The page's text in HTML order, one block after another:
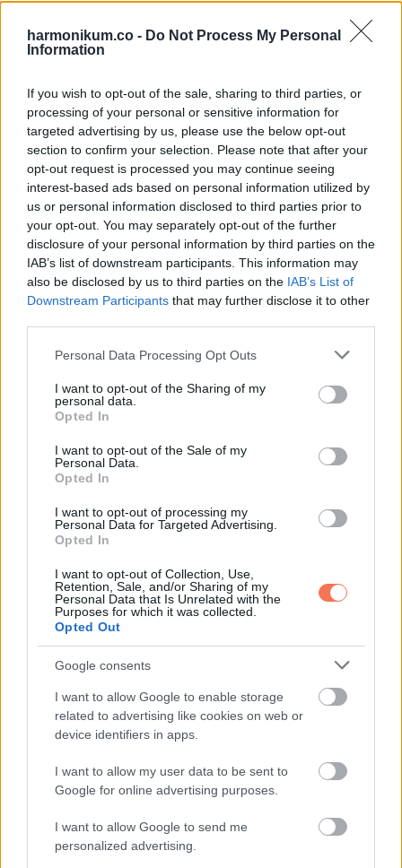
harmonikum.co - Do Not Process My Personal
Information
If you wish to opt-out of the sale, sharing to third parties, or
processing of your personal or sensitive information for
targeted advertising by us, please use the below opt-out
section to confirm your selection. Please note that after your
opt-out request is processed you may continue seeing
interest-based ads based on personal information utilized by
us or personal information disclosed to third parties prior to
your opt-out. You may separately opt-out of the further
disclosure of your personal information by third parties on the
IAB’s list of downstream participants. This information may
also be disclosed by us to third parties on the IAB’s List of
Downstream Participants that may further disclose it to other
Please note that this website/app uses one or more Google
not limited to your visit or usage behaviour. You may click to
grant or deny consent to Google and its third-party tags to
use your data for below specified purposes in below Google
consent section.
Personal Data Processing Opt Outs
I want to opt-out of the Sharing of my
personal data.
Opted In
I want to opt-out of the Sale of my
Personal Data.
Opted In
I want to opt-out of processing my
Personal Data for Targeted Advertising.
Opted In
I want to opt-out of Collection, Use,
Retention, Sale, and/or Sharing of my
Personal Data that Is Unrelated with the
Purposes for which it was collected.
Opted Out
Google consents
I want to allow Google to enable storage
related to advertising like cookies on web or
device identifiers in apps.
I want to allow my user data to be sent to
Google for online advertising purposes.
I want to allow Google to send me
personalized advertising.
húzta. Ez a kártya az erőt és a határozottságot jelképezi. A
céljaid megvalósítása.
A Császár arra kér, hogy maradj higgadt és céltudatos,
különösen a munkahelyi helyzetekben. A megfelelő
tervezés most biztos alapokat teremthet a jövődre.
A családod és szeretteid számára te lehetsz a támasz
ebben az időszakban. Légy ott nekik, amikor szükségük van
rád! Hét év szerencse vár, ha kedvelés és a sok szerencsét
beírása után gördítesz lejjebb!
A tarot a Nyilas számára a **Kelyhek 10** lapját húzta. Ez a
kártya az érzelmi beteljesülést és a boldogságot
időszaka lesz számodra.
amely hosszú távon megerősíti a kötelékeidet. Érdemes
különösen fontosak lesznek.
Ez az időszak a belső békéről szól. Élvezd ki a nyugodt
pillanatokat, és töltsd meg az életed örömmel! Hét év
szerencse vár, ha kedvelés és a sok szerencsét beírása
után gördítesz lejjebb!
**BAK**
A Bak jegyűek számára a tarot a **Remete** lapját húzta. Ez
jelképezi. A tél tökéletes alkalom lesz arra, hogy átgondold
az életedet és a jövőbeli terveidet.